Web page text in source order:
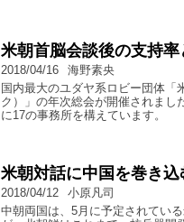
米朝首脳会談後の支持
2018/04/16
海野素央
国内最大のユダヤ系ロビー団体「
ク）」の年次総会が開催されまし
に17の事務所を構えています。
米朝対話に中国を巻き
2018/04/12
小原凡司
中朝両国は、5月に予定されてい